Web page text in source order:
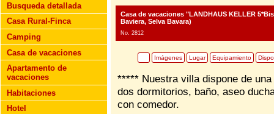
Busqueda detallada
Casa Rural-Finca
Camping
Casa de vacaciones
Apartamento de
vacaciones
Habitaciones
Hotel
Casa de vacaciones "LANDHAUS KELLER
Baviera, Selva Bavara)
No. 2812
Imágenes Lugar Equipamiento
***** Nuestra villa dispone de
dos dormitorios, baño, aseo
con comedor.